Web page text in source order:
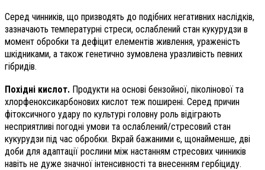
Серед чинників, що призводять до подібних негативних наслідків,
зазначають температурні стреси, ослаблений стан кукурудзи в
момент обробки та дефіцит елементів живлення, ураженість
шкідниками, а також генетично зумовлена уразливість певних
гібридів.
Похідні кислот. Продукти на основі бензойної, піколінової та
хлорфеноксикарбонових кислот теж поширені. Серед причин
фітоксичного удару по культурі головну роль відіграють
несприятливі погодні умови та ослаблений/стресовий стан
кукурудзи під час обробки. Вкрай бажаними є, щонайменше, дві
доби для адаптації рослини між настанням стресових чинників
навіть не дуже значної інтенсивності та внесенням гербіциду.